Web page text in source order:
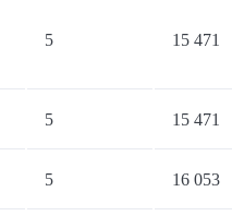
5 15 471
5 15 471
5 16 053